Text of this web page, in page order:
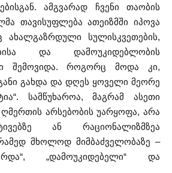
ამგვარად ჩვენი თაობის
თავისუფლება ათეიზმში იპოვა
სულისკვეთების,
და დამოუკიდებლობის
შემოვიდა. როგორც მოდა კი,
გახდა და დღეს ყოველი მეორე
სამწუხაროა, მაგრამ ასეთი
ღმერთის არსებობის უარყოფა, არა
ან რაციონალიზმზეა
მხოლოდ მიმბაძველობაზე –
„დამოუკიდებელი“ და